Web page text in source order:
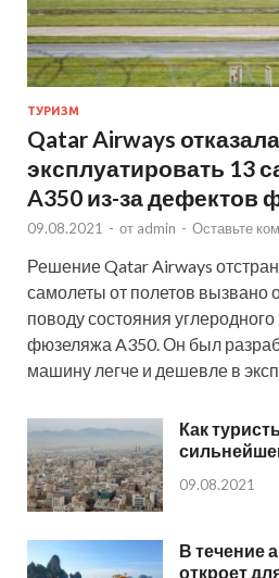
ТУРИЗМ
Qatar Airways
эксплуатировать 13
A350 из-за дефектов
09.08.2021 - от admin - Оставьте
Решение Qatar Airways
самолеты от полетов вызвано
поводу состояния
фюзеляжа A350. Он был
машину легче и дешевле в
Как
09.08.2021
В течение
откроет